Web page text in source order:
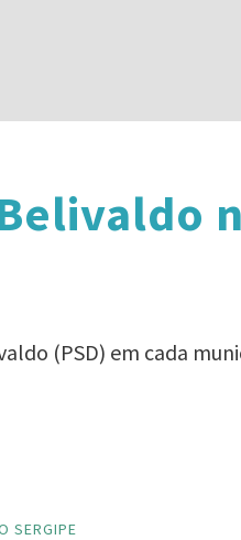
(PSD) em cada
SERGIPE